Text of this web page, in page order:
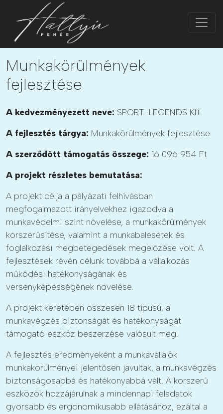
Munkakörülmények
fejlesztése
A kedvezményezett neve: SPORT-LEGENDS Kft.
A fejlesztés tárgya: Munkakörülmények fejlesztése
A szerződött támogatás összege: 16 096 954 Ft
A projekt részletes bemutatása:
A projekt célja a pályázati felhívásban
megfogalmazott irányelvekhez igazodva a
munkavédelmi szint növelése, a munkakörülmények
korszerűsítése, valamint a munkabalesetek és
foglalkozási megbetegedések megelőzése volt. A
fejlesztések révén célunk továbbá a vállalkozás
működési hatékonyságának és
versenyképességének növelése.
A projekt keretében összesen 18 típusú, a
munkavégzés biztonságát és hatékonyságát
támogató eszköz beszerzése valósult meg.
A fejlesztés eredményeként a munkavállalók
munkakörülményei jelentősen javultak, a munkavégzés
biztonságosabbá és hatékonyabbá vált. A korszerű
eszközök hozzájárulnak a mindennapi feladatok
gyorsabb és ergonomikusabb ellátásához, ezáltal a